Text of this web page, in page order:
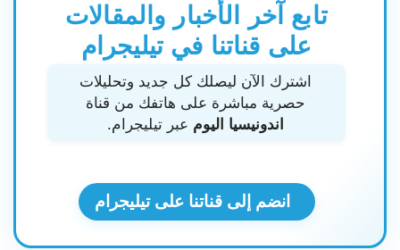
تابع آخر الأخبار والمقالات
على قناتنا في تيليجرام
اشترك الآن ليصلك كل جديد وتحليلات
حصرية مباشرة على هاتفك من قناة
اندونيسيا اليوم عبر تيليجرام.
انضم إلى قناتنا على تيليجرام